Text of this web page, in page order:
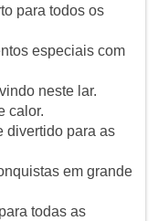
para todos os
especiais com
neste lar.
calor.
divertido para as
em grande
todas as